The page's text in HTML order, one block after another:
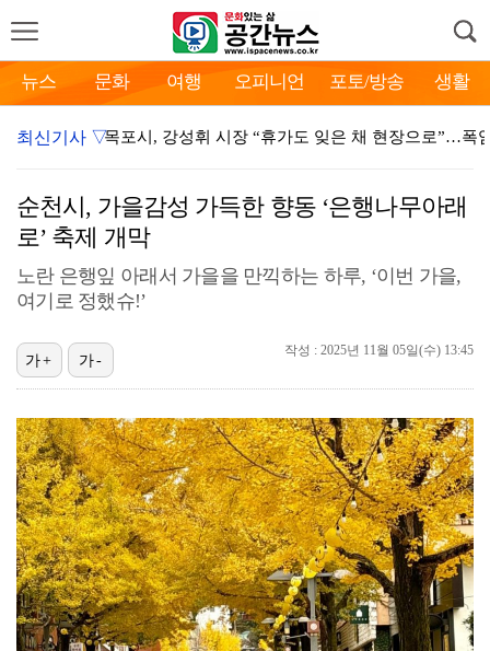
뉴스 문화 여행 오피니언 포토/방송 생활
목포시, 강성휘 시장 “휴가도 잊은 채 현장으로”…폭
장성군, 하천구역 불법점용 원상복구 추진
보성군, ‘행복마루 공동육아나눔터’ 아빠와 엄마가
신안군, 가뭄 대응 ‘총력’…농업용수 확보 및 피해 예
영암군, 우원식 전 국회의장 ‘민주주의 너머의 민주
무안군, 늘봄학교 통해 교육·돌봄·치유 잇는다
광주북구, ‘이달의 가게’ 실효성 제고 위한 만족도 조
최신기사 ▽
순천시, 가을감성 가득한 향동 ‘은행나무아래
로’ 축제 개막
노란 은행잎 아래서 가을을 만끽하는 하루, ‘이번 가을,
여기로 정했슈!’
작성 : 2025년 11월 05일(수) 13:45
가+ 가-